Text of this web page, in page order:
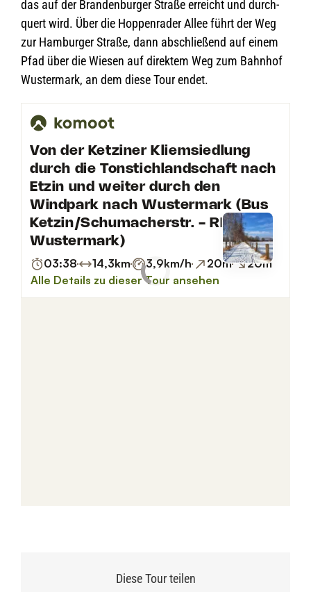
das auf der Bran­den­bur­ger Straße erreicht und durch­
quert wird. Über die Hop­pen­ra­der Allee führt der Weg
zur Ham­bur­ger Straße, dann abschlie­ßend auf einem
Pfad über die Wie­sen auf direk­tem Weg zum Bahn­hof
Wus­ter­mark, an dem diese Tour endet.
Diese Tour teilen